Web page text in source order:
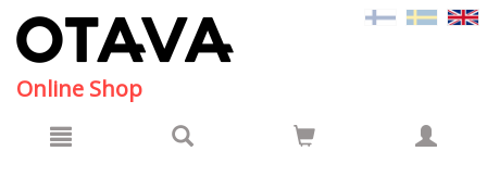
Online Shop